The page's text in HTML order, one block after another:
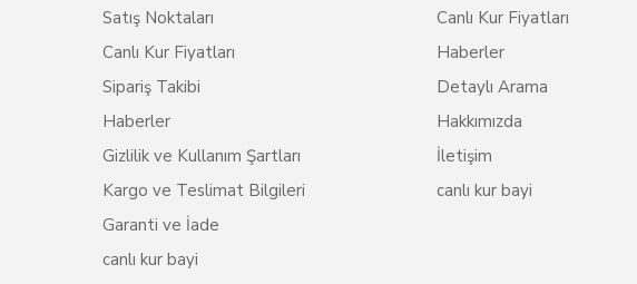
Satış Noktaları
Canlı Kur Fiyatları
Sipariş Takibi
Haberler
Gizlilik ve Kullanım Şartları
Kargo ve Teslimat Bilgileri
Garanti ve İade
canlı kur bayi
Canlı Kur Fiyatları
Haberler
Detaylı Arama
Hakkımızda
İletişim
canlı kur bayi